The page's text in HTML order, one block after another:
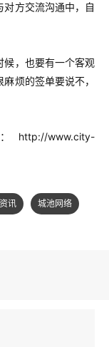
方交流沟通中，自
候，也要有一个客观
烦的签单要说不，
http://www.city-
讯
城池网络